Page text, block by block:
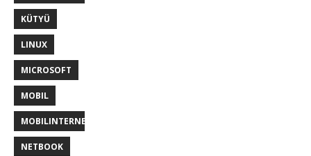
KÜTYÜ
LINUX
MICROSOFT
MOBIL
MOBILINTERNET
NETBOOK